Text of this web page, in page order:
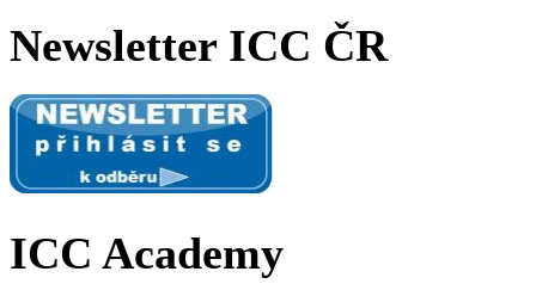
Newsletter ICC ČR
ICC Academy